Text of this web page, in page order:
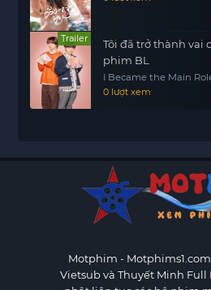
Trailer
Tôi đã trở thành vai
phim BL
I Became the Main
0 lượt xem
Motphim - Motphims1.com
Vietsub và Thuyết Minh